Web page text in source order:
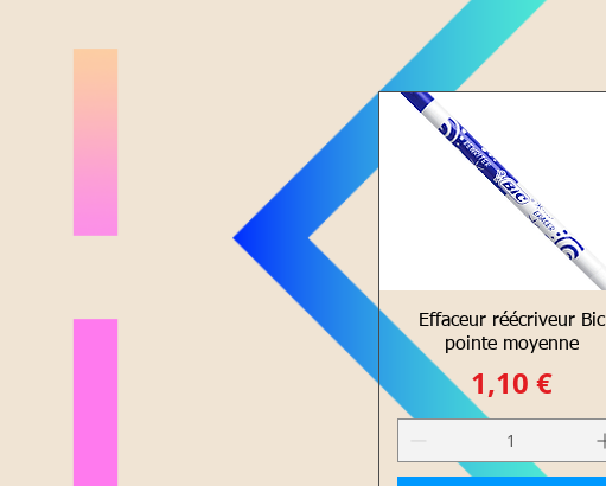
Aperçu rapide
Effaceur réécriveur Bic
pointe moyenne
Prix
1,10 €